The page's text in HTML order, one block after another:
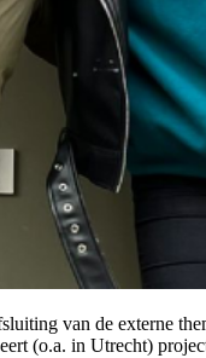
van de externe
(o.a. in Utrecht)